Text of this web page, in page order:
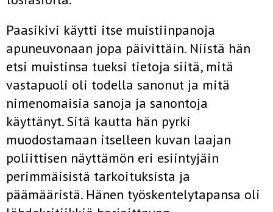
Paasikivi käytti itse muistiinpanoja
apuneuvonaan jopa päivittäin. Niistä hän
etsi muistinsa tueksi tietoja siitä, mitä
vastapuoli oli todella sanonut ja mitä
nimenomaisia sanoja ja sanontoja
käyttänyt. Sitä kautta hän pyrki
muodostamaan itselleen kuvan laajan
poliittisen näyttämön eri esiintyjäin
perimmäisistä tarkoituksista ja
päämääristä. Hänen työskentelytapansa oli